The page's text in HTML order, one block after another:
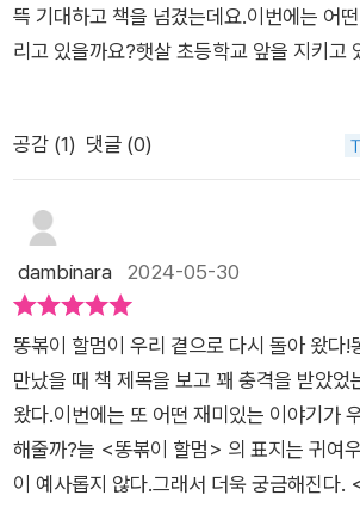
있을까요?아이들이 안경 모양의 게임기에
문제가 되고 있습니다.게임기에 중독되어
게임기를 뺏으려는 부모님과 다투고 집을
고 합니다. 심지어 인기 아이돌 차르 역시 이
이도 그렇지만, 게임에 한 번 빠지게 되니 자
스마트폰 중독은 심각한 사회 이슈가 되고
년 손에 쥐어 준 이후부턴 통제가 쉽지 않다.
마트폰 연령 제한 법안이 발의 되고 있다는
행이 필요해 보인다.​이렇게 무시무시한 게임
되었는지 알아보게 되는 똥볶 할머님 출동
아이들에게 못된 먹은 짓을 하는지~~~~~
할 수 있는지 아이들이 흥미진진하게 읽어
*출판사에 제공받고 주관적으로 작성한 후
뜩 기대하고 책을 넘겼는데요.이번에는 어
리고 있을까요?햇살 초등학교 앞을 지키고
로 떡볶이 가게 바로 옆에 방과 후 할망 문방
네요.아이들은 학교를 마치고 할망 문방구에
그런데 아이들의 표정과 행동이 좀 이상했
볶이 할멈은 조수 치즈와 함께몰래 문방구
는 안경 게임기 때문에아이들은 점점 좀비
이 할망과 똥방구 할망은 아이들은 위해 좀
을 찾아 혼내주고아이들에게 다시 평범했던
할을 하게 되었어요.처음에는 안경 게임기
를과연 없애줄까 호기심이 생겼었는데요.
는 커녕 점점 좀비처럼변해가는 아이들을
공감 (1) 댓글 (0)
dambinara 2024-05-30
똥볶이 할멈이 우리 곁으로 다시 돌아 왔다!
만났을 때 책 제목을 보고 꽤 충격을 받았
왔다.이번에는 또 어떤 재미있는 이야기가
해줄까?늘 <똥볶이 할멈> 의 표지는 귀여
이 예사롭지 않다.그래서 더욱 궁금해진다.